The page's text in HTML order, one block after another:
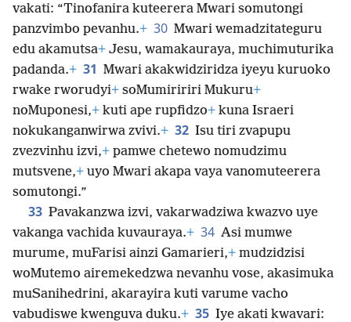
vakati: “Tinofanira kuteerera Mwari somutongi
panzvimbo pevanhu.+ 30 Mwari wemadzitateguru
edu akamutsa+ Jesu, wamakauraya, muchimuturika
padanda.+ 31 Mwari akakwidziridza iyeyu kuruoko
rwake rworudyi+ soMumiririri Mukuru+
noMuponesi,+ kuti ape rupfidzo+ kuna Israeri
nokukanganwirwa zvivi.+ 32 Isu tiri zvapupu
zvezvinhu izvi,+ pamwe chetewo nomudzimu
mutsvene,+ uyo Mwari akapa vaya vanomuteerera
somutongi.”
33 Pavakanzwa izvi, vakarwadziwa kwazvo uye
vakanga vachida kuvauraya.+ 34 Asi mumwe
murume, muFarisi ainzi Gamarieri,+ mudzidzisi
woMutemo airemekedzwa nevanhu vose, akasimuka
muSanihedrini, akarayira kuti varume vacho
vabudiswe kwenguva duku.+ 35 Iye akati kwavari: